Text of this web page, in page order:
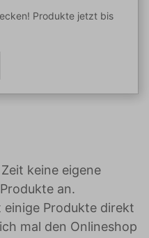
Produkte jetzt bis
keine eigene
an.
Produkte direkt
mal den Onlineshop